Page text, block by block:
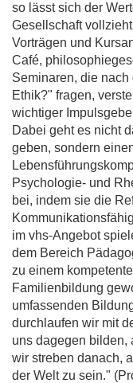
so lässt sich der
Gesellschaft
Vorträgen und
Café,
Seminaren, die
Ethik?" fragen,
wichtiger
Dabei geht es nicht
geben, sondern
Psychologie- und
bei, indem sie die
im vhs-Angebot
dem Bereich
zu einem
Familienbildung
umfassenden
durchlaufen wir mit
uns dagegen bilden,
wir streben danach,
der Welt zu sein."